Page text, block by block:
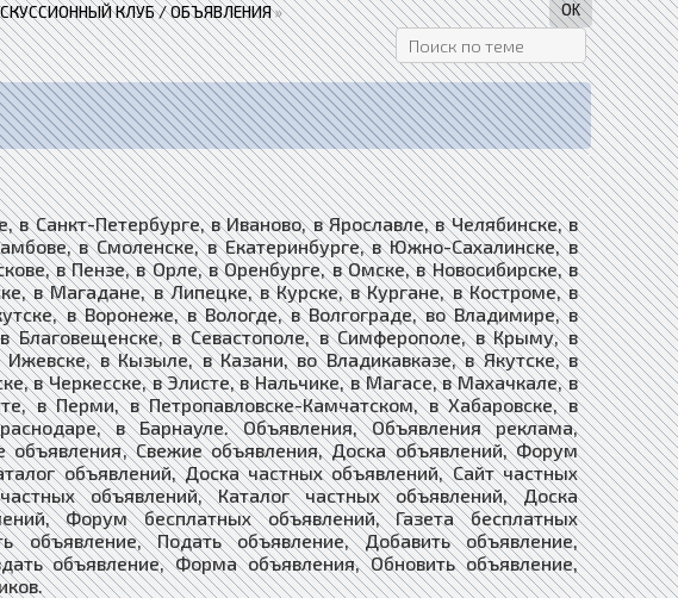
КЛУБ / ОБЪЯВЛЕНИЯ»
Петербурге, в Иваново, в Ярославле, в Челябинске, в
в Смоленске, в Екатеринбурге, в Южно-Сахалинске, в
в Пензе, в Орле, в Оренбурге, в Омске, в Новосибирске, в
в Магадане, в Липецке, в Курске, в Кургане, в Костроме, в
в Воронеже, в Вологде, в Волгограде, во Владимире, в
Благовещенске, в Севастополе, в Симферополе, в Крыму, в
в Кызыле, в Казани, во Владикавказе, в Якутске, в
в Черкесске, в Элисте, в Нальчике, в Магасе, в Махачкале, в
в Перми, в Петропавловске-Камчатском, в Хабаровске, в
в Барнауле. Объявления, Объявления реклама,
Свежие объявления, Доска объявлений, Форум
объявлений, Доска частных объявлений, Сайт частных
объявлений, Каталог частных объявлений, Доска
Форум бесплатных объявлений, Газета бесплатных
объявление, Подать объявление, Добавить объявление,
объявление, Форма объявления, Обновить объявление,